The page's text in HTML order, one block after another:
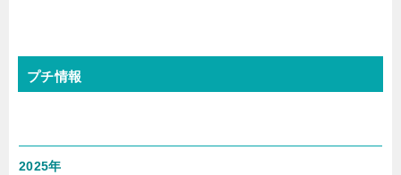
プチ情報
2025年